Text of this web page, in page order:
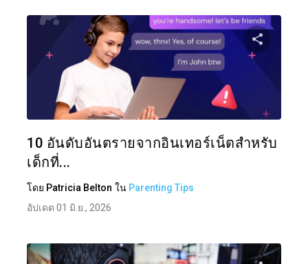
10 อันดับอันตรายจากอินเทอร์เน็ตสำหรับ
เด็กที่...
โดย Patricia Belton ใน Parenting Tips
อัปเดต 01 มิ.ย., 2026